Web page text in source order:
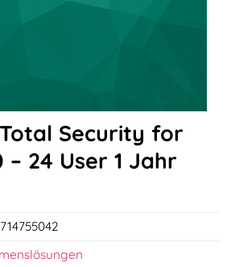
Security for
– 24 User 1 Jahr